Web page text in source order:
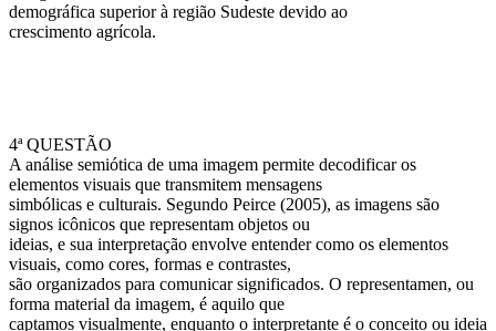
demográfica superior à região Sudeste devido ao
crescimento agrícola.
4ª QUESTÃO
A análise semiótica de uma imagem permite decodificar os
elementos visuais que transmitem mensagens
simbólicas e culturais. Segundo Peirce (2005), as imagens são
signos icônicos que representam objetos ou
ideias, e sua interpretação envolve entender como os elementos
visuais, como cores, formas e contrastes,
são organizados para comunicar significados. O representamen, ou
forma material da imagem, é aquilo que
captamos visualmente, enquanto o interpretante é o conceito ou ideia